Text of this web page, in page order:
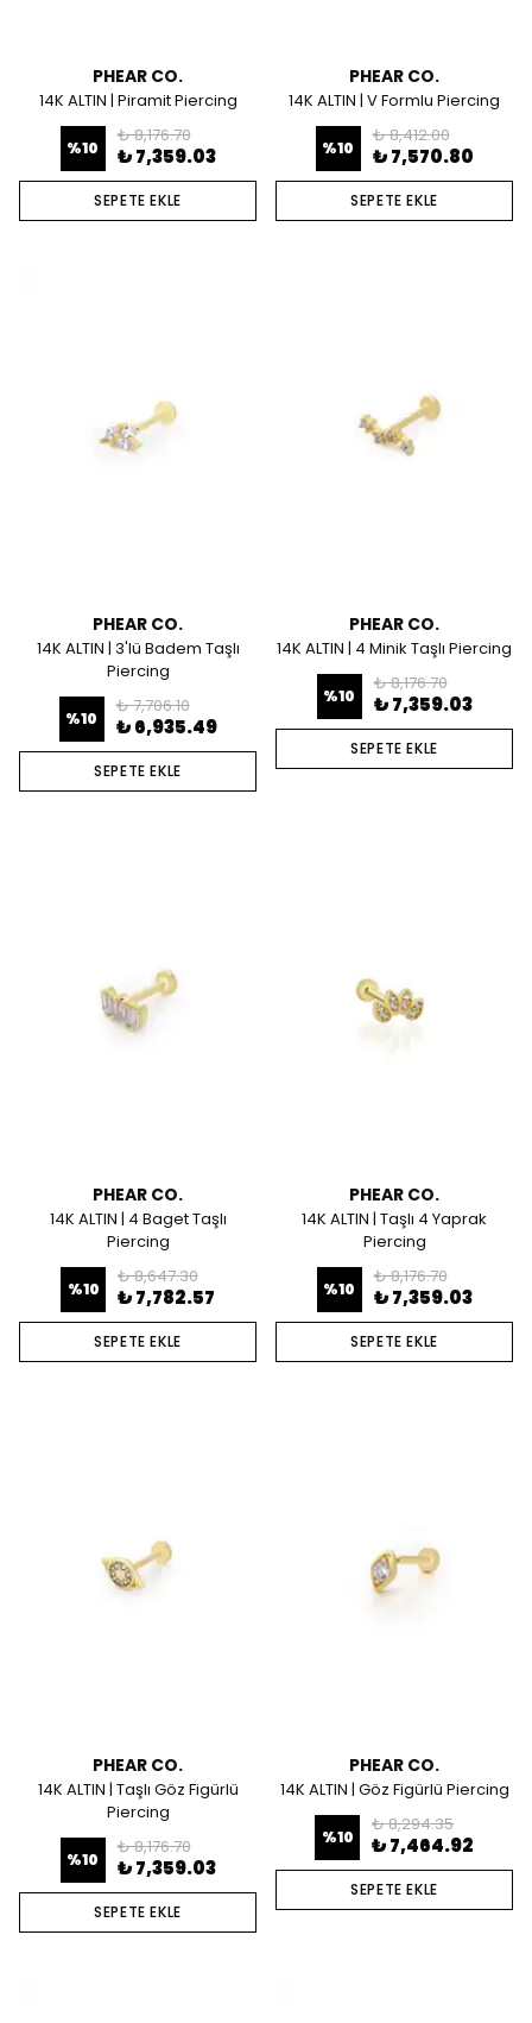
PHEAR CO.
14K ALTIN | Piramit Piercing
%10
₺ 8,176.70
₺ 7,359.03
SEPETE EKLE
PHEAR CO.
14K ALTIN | V Formlu Piercing
%10
₺ 8,412.00
₺ 7,570.80
SEPETE EKLE
PHEAR CO.
14K ALTIN | 3'lü Badem Taşlı
Piercing
%10
₺ 7,706.10
₺ 6,935.49
SEPETE EKLE
PHEAR CO.
14K ALTIN | 4 Minik Taşlı Piercing
%10
₺ 8,176.70
₺ 7,359.03
SEPETE EKLE
PHEAR CO.
14K ALTIN | 4 Baget Taşlı
Piercing
%10
₺ 8,647.30
₺ 7,782.57
SEPETE EKLE
PHEAR CO.
14K ALTIN | Taşlı 4 Yaprak
Piercing
%10
₺ 8,176.70
₺ 7,359.03
SEPETE EKLE
PHEAR CO.
14K ALTIN | Taşlı Göz Figürlü
Piercing
%10
₺ 8,176.70
₺ 7,359.03
SEPETE EKLE
PHEAR CO.
14K ALTIN | Göz Figürlü Piercing
%10
₺ 8,294.35
₺ 7,464.92
SEPETE EKLE